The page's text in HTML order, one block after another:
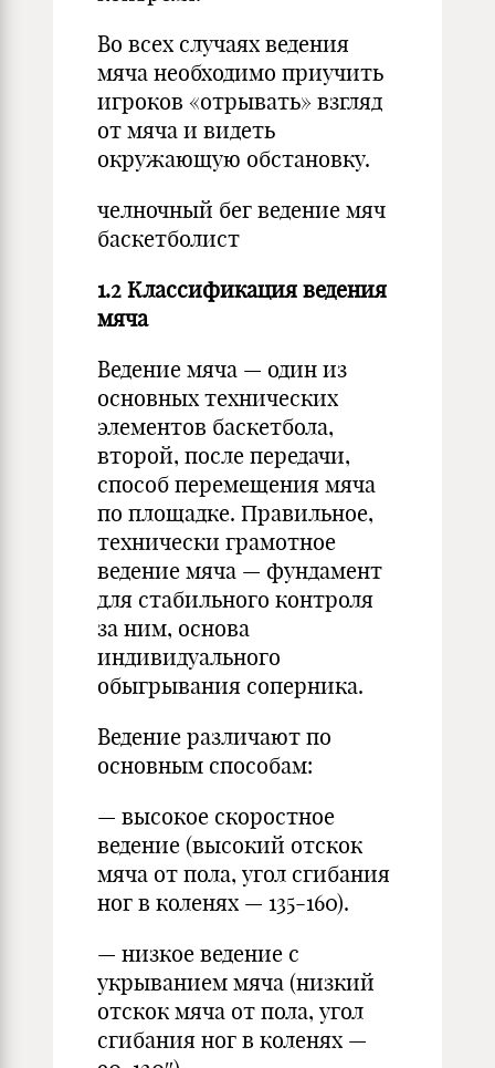
Во всех случаях ведения
мяча необходимо приучить
игроков «отрывать» взгляд
от мяча и видеть
окружающую обстановку.
челночный бег ведение мяч
баскетболист
1.2 Классификация ведения
мяча
Ведение мяча — один из
основных технических
элементов баскетбола,
второй, после передачи,
способ перемещения мяча
по площадке. Правильное,
технически грамотное
ведение мяча — фундамент
для стабильного контроля
за ним, основа
индивидуального
обыгрывания соперника.
Ведение различают по
основным способам:
— высокое скоростное
ведение (высокий отскок
мяча от пола, угол сгибания
ног в коленях — 135-160).
— низкое ведение с
укрыванием мяча (низкий
отскок мяча от пола, угол
сгибания ног в коленях —